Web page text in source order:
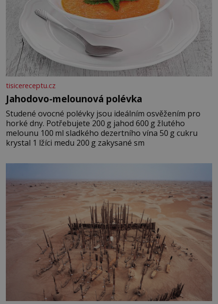
tisicereceptu.cz
Jahodovo-melounová polévka
Studené ovocné polévky jsou ideálním osvěžením pro
horké dny. Potřebujete 200 g jahod 600 g žlutého
melounu 100 ml sladkého dezertního vína 50 g cukru
krystal 1 lžíci medu 200 g zakysané sm